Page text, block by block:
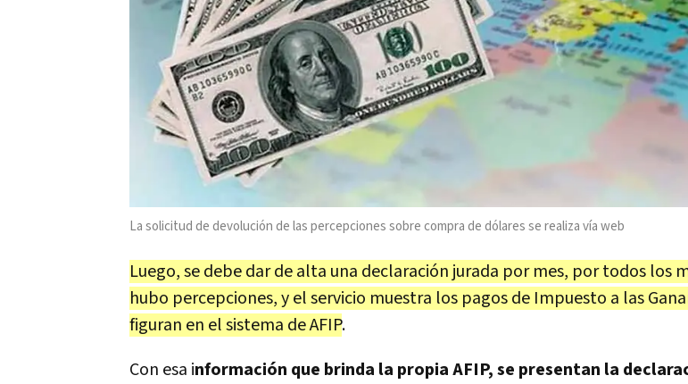
La solicitud de devolución de las percepciones sobre compra de dólares se realiza vía web
Luego, se debe dar de alta una declaración jurada por mes, por todos los
hubo percepciones, y el servicio muestra los pagos de Impuesto a las
figuran en el sistema de AFIP.
Con esa información que brinda la propia AFIP, se presentan la